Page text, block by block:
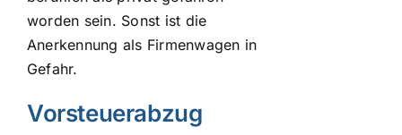
worden sein. Sonst ist die
Anerkennung als Firmenwagen in
Gefahr.
Vorsteuerabzug